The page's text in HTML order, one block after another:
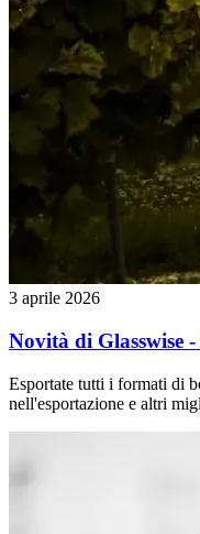
3 aprile 2026
Novità di Glasswise
Esportate tutti i formati di
nell'esportazione e altri